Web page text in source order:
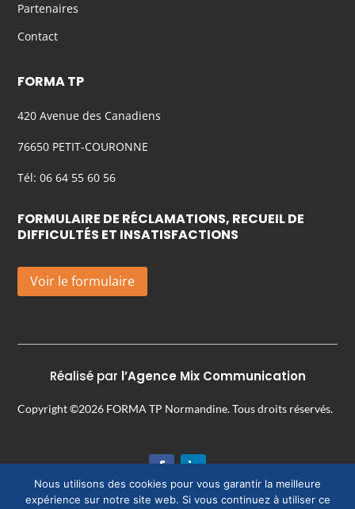
Partenaires
Contact
FORMA TP
420 Avenue des Canadiens
76650 PETIT-COURONNE
Tél: 06 64 55 60 56
FORMULAIRE DE RÉCLAMATIONS, RECUEIL DE
DIFFICULTÉS ET INSATISFACTIONS
Voir le formulaire
Réalisé par l’Agence Mix Communication
Copyright ©2026 FORMA TP Normandine. Tous droits réservés.
Nous utilisons des cookies pour vous garantir la meilleure
expérience sur notre site web. Si vous continuez à utiliser ce